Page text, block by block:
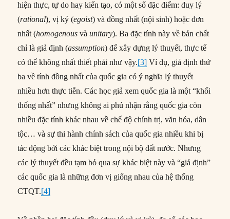
hiện thực, tự do hay kiến tạo, có một số đặc điểm: duy lý
(rational), vị kỷ (egoist) và đồng nhất (nội sinh) hoặc đơn
nhất (homogenousvàunitary). Ba đặc tính này về bản chất
chỉ là giả định (assumption) để xây dựng lý thuyết, thực tế
có thể không nhất thiết phải như vậy.[3] Ví dụ, giả định thứ
ba về tính đồng nhất của quốc gia có ý nghĩa lý thuyết
nhiều hơn thực tiễn. Các học giả xem quốc gia là một “khối
thống nhất” nhưng không ai phủ nhận rằng quốc gia còn
nhiều đặc tính khác nhau về chế độ chính trị, văn hóa, dân
tộc… và sự thi hành chính sách của quốc gia nhiều khi bị
tác động bởi các khác biệt trong nội bộ đất nước. Nhưng
các lý thuyết đều tạm bỏ qua sự khác biệt này và “giả định”
các quốc gia là những đơn vị giống nhau của hệ thống
CTQT.[4]